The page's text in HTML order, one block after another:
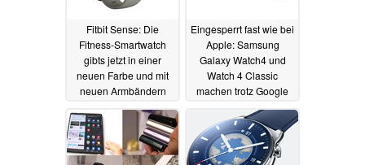
Fitbit Sense: Die
Fitness-Smartwatch
gibts jetzt in einer
neuen Farbe und mit
neuen Armbändern
16.08.2021
Eingesperrt fast wie bei
Apple: Samsung
Galaxy Watch4 und
Watch 4 Classic
machen trotz Google
Samsung-Smartphone
Sinn14.08.2021